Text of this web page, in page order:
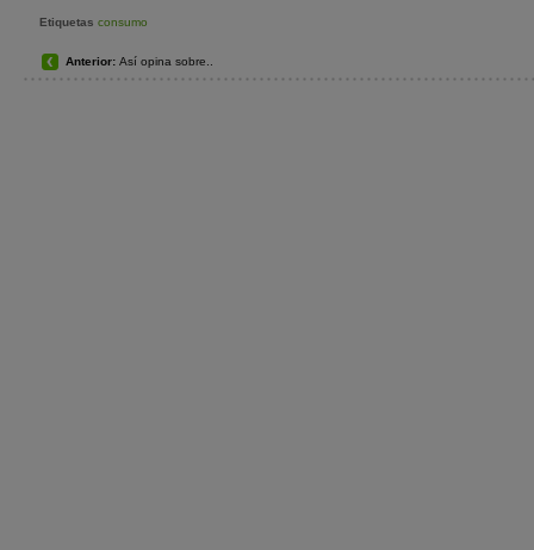
Etiquetas consumo
Anterior: Así opina sobre..